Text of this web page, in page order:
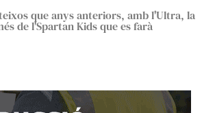
que anys anteriors, amb l'Ultra, la
de l'Spartan Kids que es farà